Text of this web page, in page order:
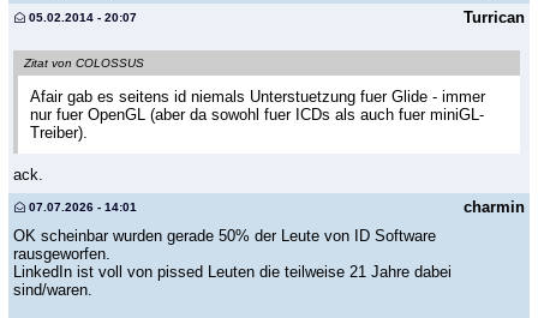
Turrican
05.02.2014 - 20:07
Zitat von COLOSSUS
Afair gab es seitens id niemals Unterstuetzung fuer Glide - immer
nur fuer OpenGL (aber da sowohl fuer ICDs als auch fuer miniGL-
Treiber).
ack.
charmin
07.07.2026 - 14:01
OK scheinbar wurden gerade 50% der Leute von ID Software
rausgeworfen.
LinkedIn ist voll von pissed Leuten die teilweise 21 Jahre dabei
sind/waren.